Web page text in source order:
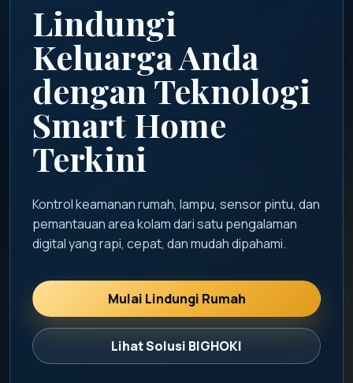
Lindungi
Keluarga Anda
dengan Teknologi
Smart Home
Terkini
Kontrol keamanan rumah, lampu, sensor pintu, dan
pemantauan area kolam dari satu pengalaman
digital yang rapi, cepat, dan mudah dipahami.
Mulai Lindungi Rumah
Lihat Solusi BIGHOKI